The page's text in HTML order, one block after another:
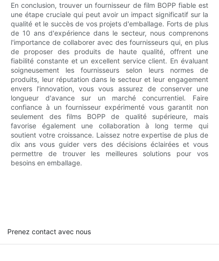
En conclusion, trouver un fournisseur de film BOPP fiable est
une étape cruciale qui peut avoir un impact significatif sur la
qualité et le succès de vos projets d'emballage. Forts de plus
de 10 ans d'expérience dans le secteur, nous comprenons
l'importance de collaborer avec des fournisseurs qui, en plus
de proposer des produits de haute qualité, offrent une
fiabilité constante et un excellent service client. En évaluant
soigneusement les fournisseurs selon leurs normes de
produits, leur réputation dans le secteur et leur engagement
envers l'innovation, vous vous assurez de conserver une
longueur d'avance sur un marché concurrentiel. Faire
confiance à un fournisseur expérimenté vous garantit non
seulement des films BOPP de qualité supérieure, mais
favorise également une collaboration à long terme qui
soutient votre croissance. Laissez notre expertise de plus de
dix ans vous guider vers des décisions éclairées et vous
permettre de trouver les meilleures solutions pour vos
besoins en emballage.
Prenez contact avec nous